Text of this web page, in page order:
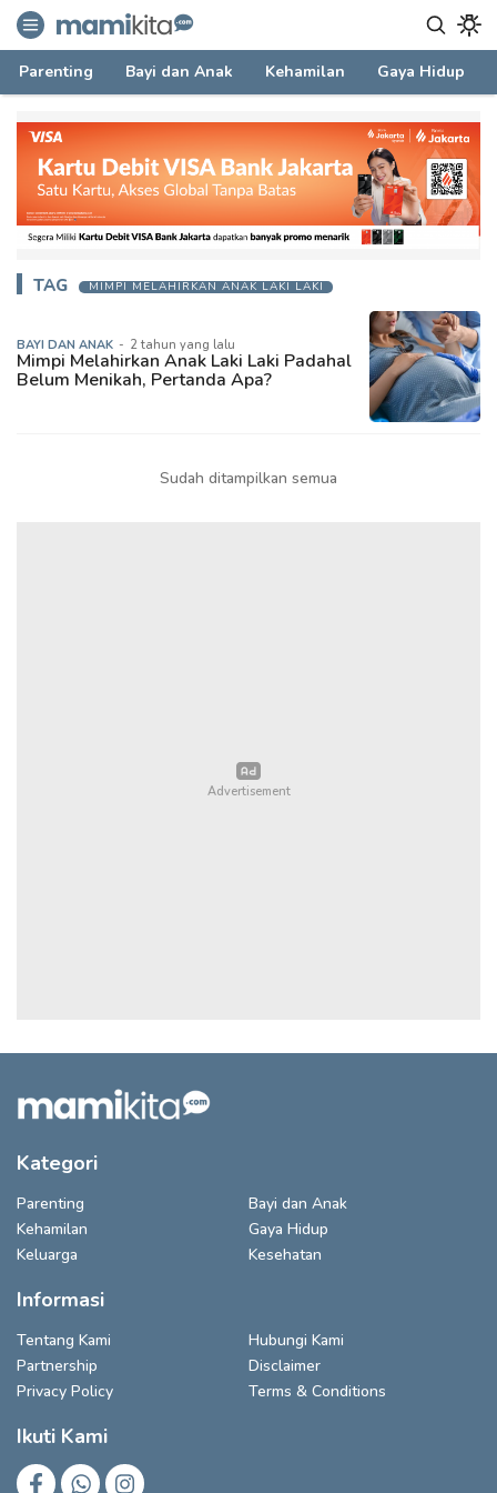
mamikita.com
Informasi Parenting untuk Mami Milenial
Parenting Bayi dan Anak Kehamilan Gaya Hidup
TAG MIMPI MELAHIRKAN ANAK LAKI LAKI
BAYI DAN ANAK - 2 tahun yang lalu
Mimpi Melahirkan Anak Laki Laki Padahal
Belum Menikah, Pertanda Apa?
Sudah ditampilkan semua
Kategori
Parenting
Bayi dan Anak
Kehamilan
Gaya Hidup
Keluarga
Kesehatan
Informasi
Tentang Kami
Hubungi Kami
Partnership
Disclaimer
Privacy Policy
Terms & Conditions
Ikuti Kami